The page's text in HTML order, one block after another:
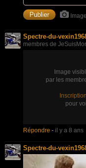
Image
Spectre-du-
membres de
Image
par les
pour
Répondre - il y a 8 ans
Spectre-du-